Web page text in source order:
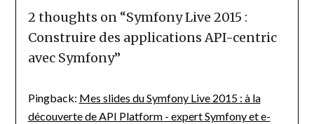
2 thoughts on “Symfony Live 2015 :
Construire des applications API-centric
avec Symfony”
Pingback: Mes slides du Symfony Live 2015 : à la
découverte de API Platform - expert Symfony et e-